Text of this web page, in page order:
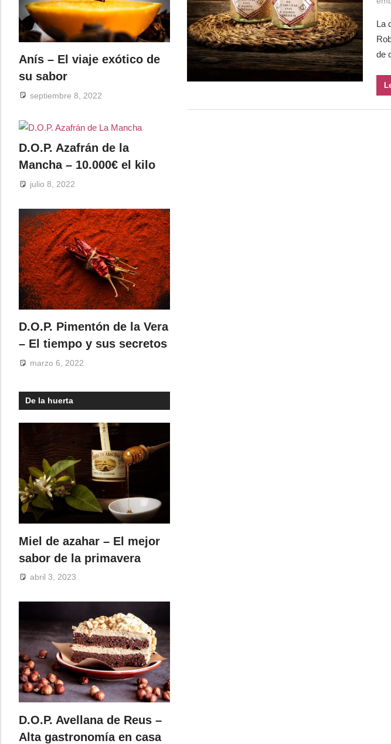
La
de
Anís – El viaje exótico de
su sabor
septiembre 8, 2022
D.O.P. Azafrán de la
Mancha – 10.000€ el kilo
julio 8, 2022
D.O.P. Pimentón de la Vera
– El tiempo y sus secretos
marzo 6, 2022
De la huerta
Miel de azahar – El mejor
sabor de la primavera
abril 3, 2023
D.O.P. Avellana de Reus –
Alta gastronomía en casa